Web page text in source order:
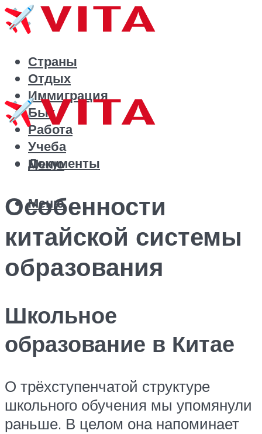
Страны
Отдых
Иммиграция
Быт
Работа
Учеба
Документы
Меню
Меню
Особенности
китайской системы
образования
Школьное
образование в Китае
О трёхступенчатой структуре
школьного обучения мы упомянули
раньше. В целом она напоминает